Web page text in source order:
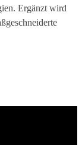
Ergänzt wird